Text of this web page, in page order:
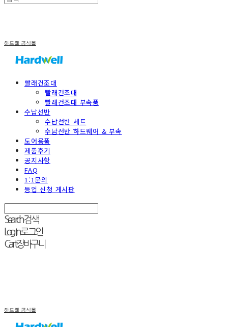
하드웰 공식몰
빨래건조대
빨래건조대
빨래건조대 부속품
수납선반
수납선반 세트
수납선반 하드웨어 & 부속
도어용품
제품후기
공지사항
FAQ
1:1문의
등업 신청 게시판
Search검색
Log In로그인
Cart장바구니
하드웰 공식몰